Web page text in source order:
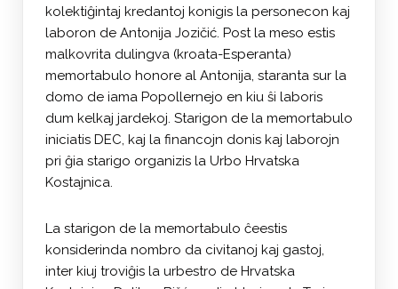
kolektiĝintaj kredantoj konigis la personecon kaj
laboron de Antonija Jozičić. Post la meso estis
malkovrita dulingva (kroata-Esperanta)
memortabulo honore al Antonija, staranta sur la
domo de iama Popollernejo en kiu ŝi laboris
dum kelkaj jardekoj. Starigon de la memortabulo
iniciatis DEC, kaj la financojn donis kaj laborojn
pri ĝia starigo organizis la Urbo Hrvatska
Kostajnica.
La starigon de la memortabulo ĉeestis
konsiderinda nombro da civitanoj kaj gastoj,
inter kiuj troviĝis la urbestro de Hrvatska